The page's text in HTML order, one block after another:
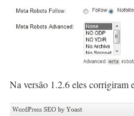
Na versão 1.2.6 eles corrigiram